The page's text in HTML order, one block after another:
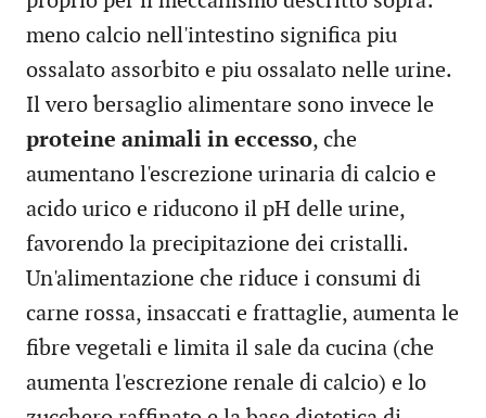
meno calcio nell'intestino significa piu
ossalato assorbito e piu ossalato nelle urine.
Il vero bersaglio alimentare sono invece le
proteine animali in eccesso, che
aumentano l'escrezione urinaria di calcio e
acido urico e riducono il pH delle urine,
favorendo la precipitazione dei cristalli.
Un'alimentazione che riduce i consumi di
carne rossa, insaccati e frattaglie, aumenta le
fibre vegetali e limita il sale da cucina (che
aumenta l'escrezione renale di calcio) e lo